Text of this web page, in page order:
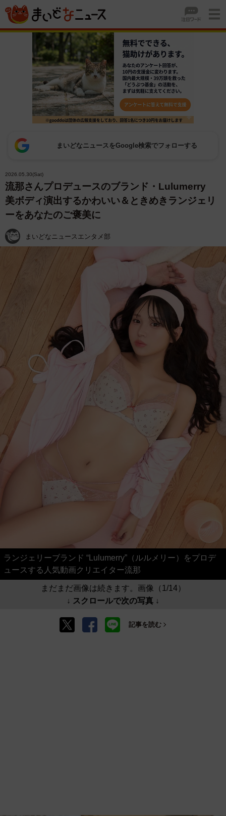
まいどなニュースをGoogle検索でフォローする
2026.05.30(Sat)
流那さんプロデュースのブランド・Lulumerry
美ボディ演出するかわいい＆ときめきランジェリ
ーをあなたのご褒美に
まいどなニュースエンタメ部
ランジェリーブランド “Lulumerry”（ルルメリー）をプロデ
ュースする人気動画クリエイター流那
まだまだ画像は続きます。画像（1/14）
↓ スクロールで次の写真 ↓
記事を読む